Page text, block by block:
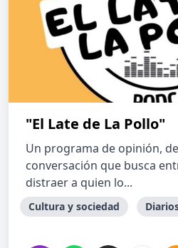
"El Late de La Pollo"
Un programa de opinión,
conversación que busca
distraer a quien lo...
Cultura y sociedad